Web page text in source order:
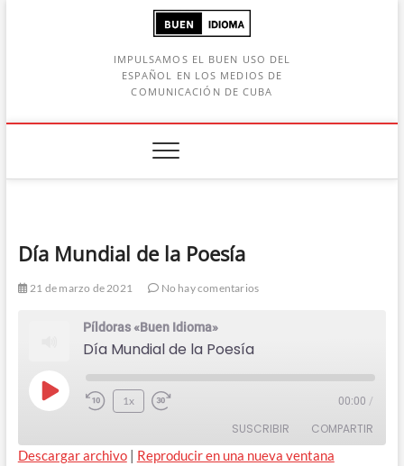
IMPULSAMOS EL BUEN USO DEL
ESPAÑOL EN LOS MEDIOS DE
COMUNICACIÓN DE CUBA
Día Mundial de la Poesía
21 de marzo de 2021 No hay comentarios
Píldoras «Buen Idioma»
Día Mundial de la Poesía
Play
Rewind
Seconds
1x
Adelanta
segundos
00:00 /
SUSCRIBIR COMPARTIR
Descargar archivo| Reproducir en una nueva ventana